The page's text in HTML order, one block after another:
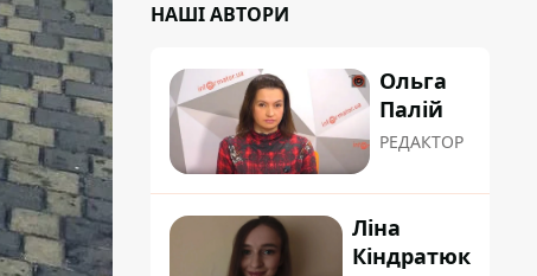
НАШІ АВТОРИ
Ольга
Палій
РЕДАКТОР
Ліна
Кіндратюк